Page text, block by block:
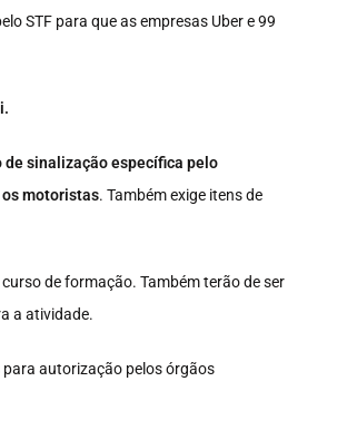
STF para que as empresas Uber e 99
de sinalização específica pelo
os motoristas. Também exige itens de
de formação. Também terão de ser
a atividade.
autorização pelos órgãos